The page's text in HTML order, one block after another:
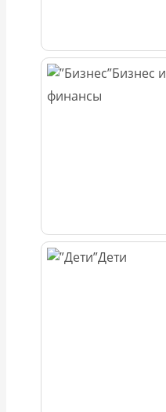
Бизнес и
финансы
Дети